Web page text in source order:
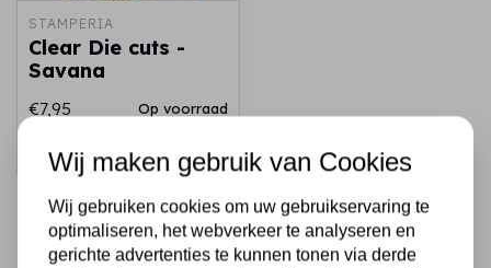
STAMPERIA
Clear Die cuts -
Savana
€7,95 Op voorraad
Snel toevoegen
Wij maken gebruik van Cookies
Wij gebruiken cookies om uw gebruikservaring te
optimaliseren, het webverkeer te analyseren en
gerichte advertenties te kunnen tonen via derde